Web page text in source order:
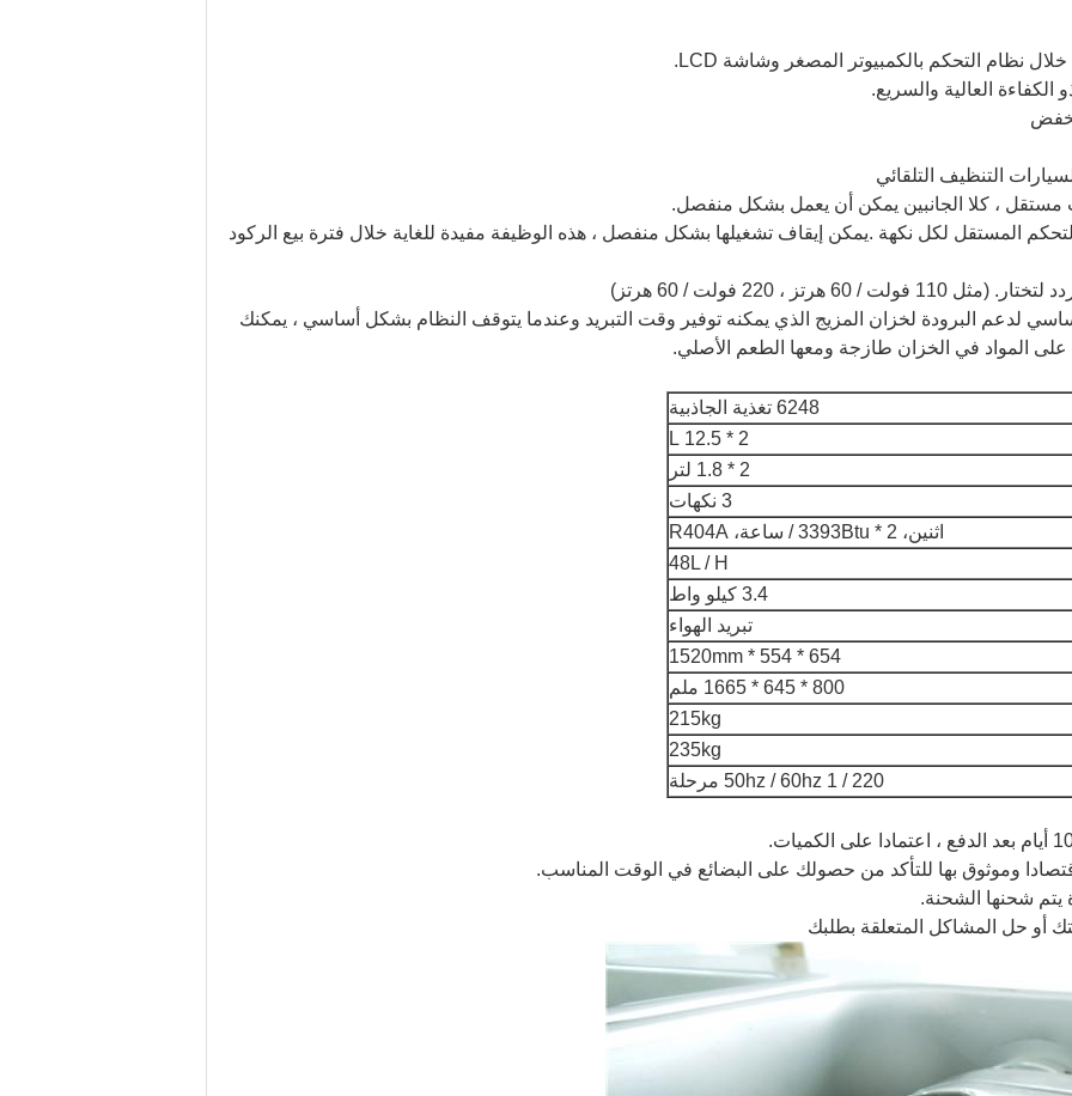
المستقل لكل نكهة .يمكن إيقاف تشغيلها بشكل منفصل ، هذه الوظيفة مفيدة للغاية خلال فترة بيع الركود
(مثل 110 فولت / 60 هرتز ، 220 فولت / 60 هرتز)
لدعم البرودة لخزان المزيج الذي يمكنه توفير وقت التبريد وعندما يتوقف النظام بشكل أساسي ، يمكنك
على المواد في الخزان طازجة ومعها الطعم الأصلي.
6248 تغذية الجاذبية
2 * 12.5 L
2 * 1.8 لتر
3 نكهات
اثنين، 2 * 3393Btu / ساعة، R404A
48L / H
3.4 كيلو واط
تبريد الهواء
654 * 554 * 1520mm
800 * 645 * 1665 ملم
215kg
235kg
220 / 50hz / 60hz 1 مرحلة